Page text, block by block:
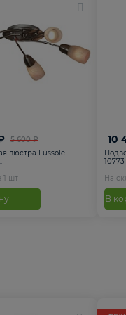
5 600 ₽
люстра Lussole
1 шт
10
10773
На
В